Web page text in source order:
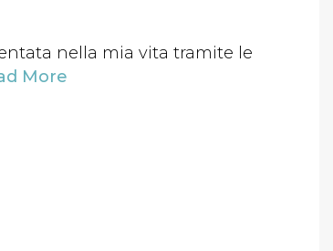
nella mia vita tramite le
More